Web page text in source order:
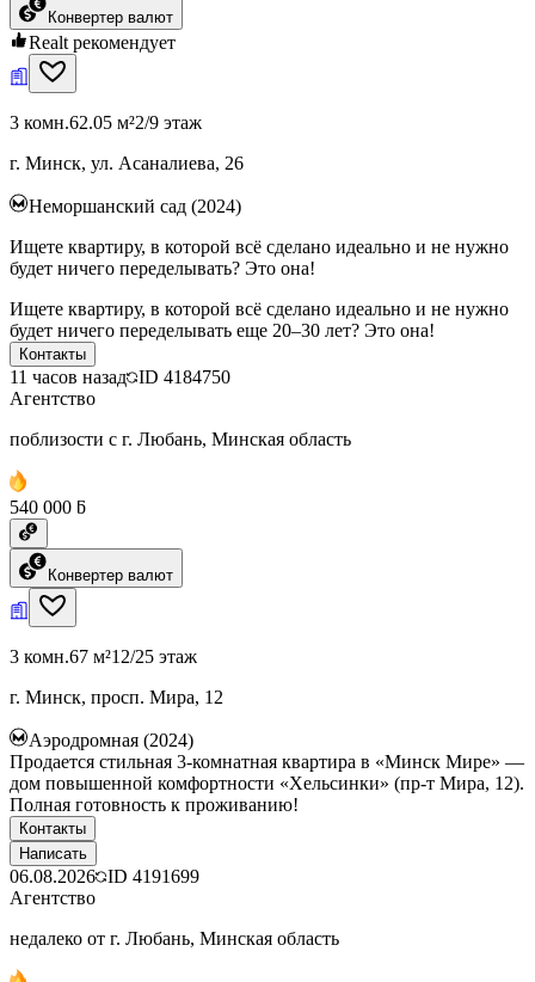
Конвертер валют
Realt рекомендует
3 комн.62.05 м²2/9 этаж
г. Минск, ул. Асаналиева, 26
Неморшанский сад (2024)
Ищете квартиру, в которой всё сделано идеально и не нужно
будет ничего переделывать? Это она!
Ищете квартиру, в которой всё сделано идеально и не нужно
будет ничего переделывать еще 20–30 лет? Это она!
Контакты
11 часов назад ID 4184750
Агентство
поблизости с г. Любань, Минская область
540 000 ƃ
Конвертер валют
3 комн.67 м²12/25 этаж
г. Минск, просп. Мира, 12
Аэродромная (2024)
Продается стильная 3-комнатная квартира в «Минск Мире» —
дом повышенной комфортности «Хельсинки» (пр-т Мира, 12).
Полная готовность к проживанию!
Контакты
Написать
06.08.2026 ID 4191699
Агентство
недалеко от г. Любань, Минская область